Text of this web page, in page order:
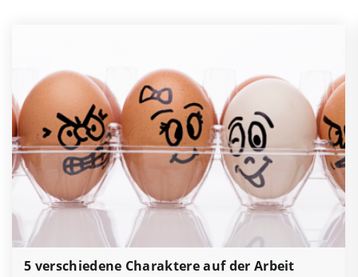
5 verschiedene Charaktere auf der Arbeit